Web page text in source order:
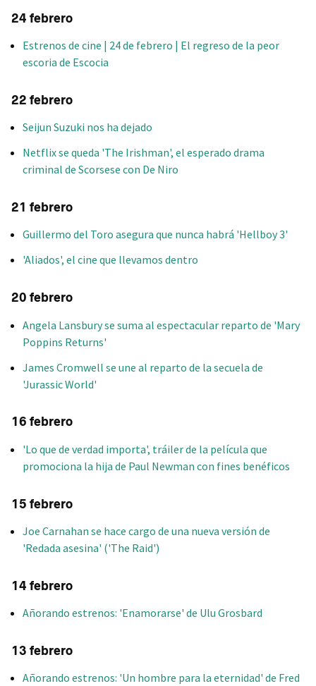
24 febrero
Estrenos de cine | 24 de febrero | El regreso de la peor
escoria de Escocia
22 febrero
Seijun Suzuki nos ha dejado
Netflix se queda 'The Irishman', el esperado drama
criminal de Scorsese con De Niro
21 febrero
Guillermo del Toro asegura que nunca habrá 'Hellboy 3'
'Aliados', el cine que llevamos dentro
20 febrero
Angela Lansbury se suma al espectacular reparto de 'Mary
Poppins Returns'
James Cromwell se une al reparto de la secuela de
'Jurassic World'
16 febrero
'Lo que de verdad importa', tráiler de la película que
promociona la hija de Paul Newman con fines benéficos
15 febrero
Joe Carnahan se hace cargo de una nueva versión de
'Redada asesina' ('The Raid')
14 febrero
Añorando estrenos: 'Enamorarse' de Ulu Grosbard
13 febrero
Añorando estrenos: 'Un hombre para la eternidad' de Fred